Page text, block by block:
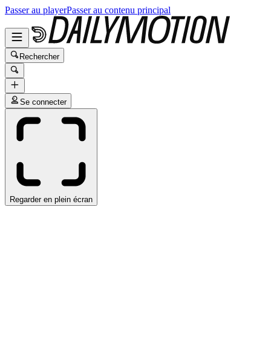
Passer au playerPasser au contenu principal
Rechercher
Se connecter
Regarder en plein écran